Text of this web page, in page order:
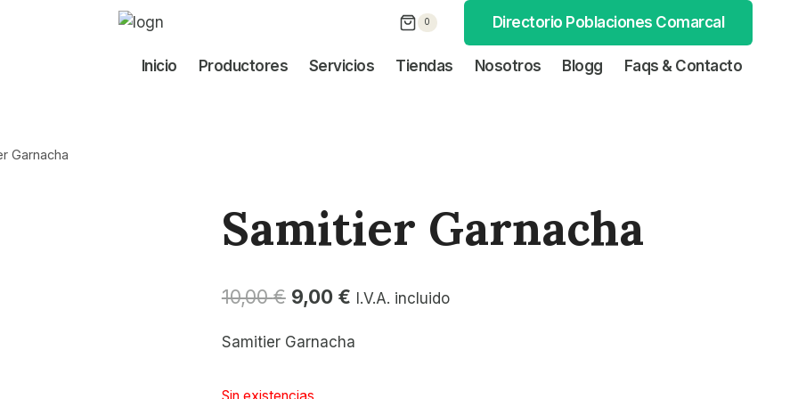
0 Directorio Poblaciones Comarcal
Inicio Productores Servicios Tiendas Nosotros Blogg Faqs & Contacto
Garnacha
Samitier Garnacha
10,00€ El
era:
9,00 €ElI.V.A. incluido
Samitier Garnacha